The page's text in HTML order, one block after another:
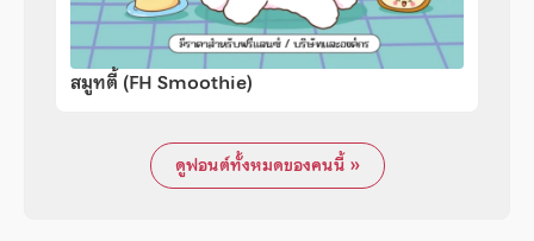
สมูทตี้ (FH Smoothie)
ดูฟอนต์ทั้งหมดของคนนี้ »